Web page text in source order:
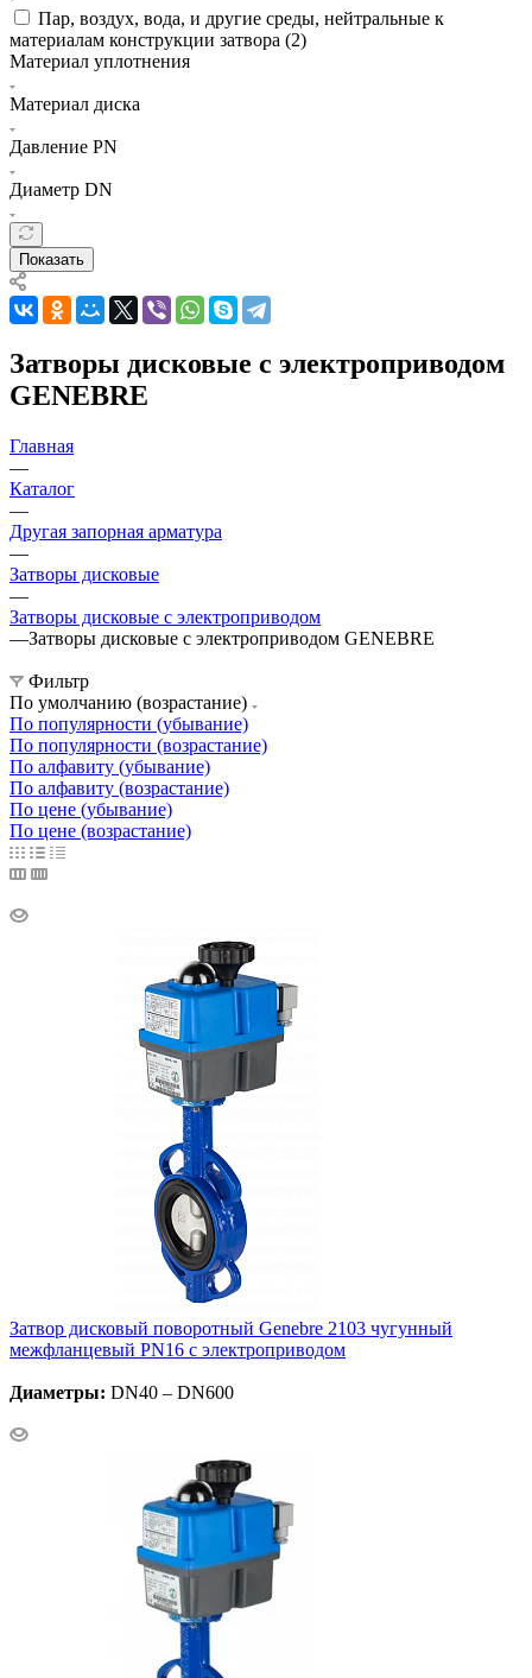
Пар, воздух, вода, и другие среды, нейтральные к
материалам конструкции затвора (2)
Материал уплотнения
Материал диска
Давление PN
Диаметр DN
Показать
Затворы дисковые с электроприводом
GENEBRE
Главная
—
Каталог
—
Другая запорная арматура
—
Затворы дисковые
—
Затворы дисковые с электроприводом
—Затворы дисковые с электроприводом GENEBRE
Фильтр
По умолчанию (возрастание)
По популярности (убывание)
По популярности (возрастание)
По алфавиту (убывание)
По алфавиту (возрастание)
По цене (убывание)
По цене (возрастание)
Затвор дисковый поворотный Genebre 2103 чугунный
межфланцевый PN16 с электроприводом
Диаметры: DN40 – DN600